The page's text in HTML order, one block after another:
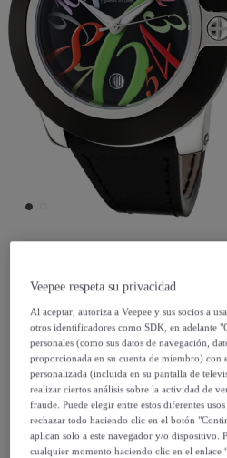
Glam Rock
Reloj Glam Rock
Cuarzo ronda swiss
Cuero
Modelo: Reloj Glam
Analogico Cuarzo
Correa de Cuero
Veepee respeta su privacidad
Al aceptar, autoriza a Veepee y sus socios a
otros identificadores como SDK, en adelante
personales (como sus datos de navegación,
proporcionada en su cuenta de miembro)
personalizada (incluida en su pantalla de
realizar ciertos análisis sobre la actividad de
fraude. Puede elegir entre estos diferentes
rechazar todo haciendo clic en el botón
aplican solo a este navegador y/o dispositivo.
cualquier momento haciendo clic en el enlace